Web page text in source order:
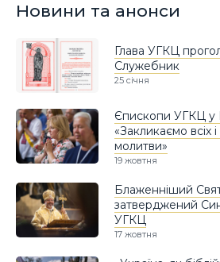
Новини та анонси
Глава УГКЦ
Служебник
25 січня
Єпископи УГКЦ у
«Закликаємо всіх
молитви»
19 жовтня
Блаженніший
затверджений
УГКЦ
17 жовтня